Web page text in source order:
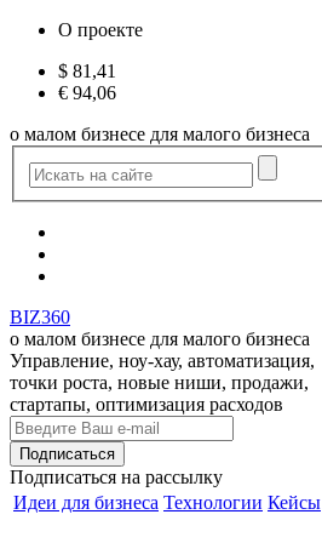
О проекте
$ 81,41
€ 94,06
о малом бизнесе для малого бизнеса
BIZ360
о малом бизнесе для малого бизнеса
Управление, ноу-хау, автоматизация,
точки роста, новые ниши, продажи,
стартапы, оптимизация расходов
Подписаться на рассылку
Идеи для бизнеса Технологии Кейсы